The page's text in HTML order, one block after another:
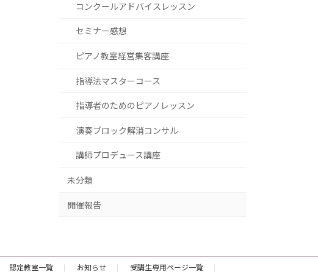
コンクールアドバイスレッスン
セミナー感想
ピアノ教室経営集客講座
指導法マスターコース
指導者のためのピアノレッスン
演奏ブロック解消コンサル
講師プロデュース講座
未分類
開催報告
認定教室一覧 お知らせ
受講生専用ページ一覧